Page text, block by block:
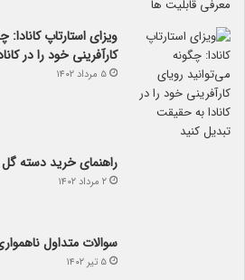
ویزای استارتاپ
کارآفرینی خود را در
۵ مرداد ۱۴۰۲
راهنمای خرید دسته
۲ مرداد ۱۴۰۲
سوالات متداول
۵ تیر ۱۴۰۲